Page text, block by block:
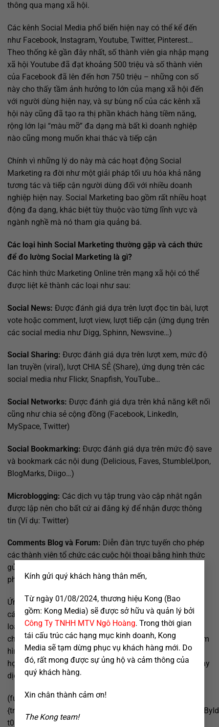
Kính gửi quý khách hàng thân mến,
Từ ngày 01/08/2024, thương hiệu Kong (Bao
gồm: Kong Media) sẽ được sở hữu và quản lý bởi
Công Ty TNHH MTV Ngô Hoàng. Trong thời gian
tái cấu trúc các hạng mục kinh doanh, Kong
Media sẽ tạm dừng phục vụ khách hàng mới. Do
đó, rất mong được sự ủng hộ và cảm thông của
quý khách hàng.
Xin chân thành cảm ơn!
The Kong team!
thông qua mạng xã hội.
Các kênh Social Media phổ biến hiện nay có thể kể đến
như Facebook, Instagram, Youtube, Twitter, Pinterest…
Theo thống kê gần đây nhất, số thành viên gia nhập mạng
xã hội Youtube đã đạt khoảng 500 triệu và số thành viên
của Facebook đã lên đến hơn 750 triệu – những con số
này cho thấy tầm ảnh hưởng to lớn của mạng xã hội đến
với người dùng hiện nay, và sự bùng nổ của các kênh xã
hội này cũng đã tạo ra thị phần khách hàng tiềm năng,
rộng lớn lại “màu mỡ” đa dạng mà bất kì doanh nghiệp
nào cũng mong muốn khai thác và tiếp cận
Chính vì những lý do này mà các hoạt động Social
Marketing ra đời như một giải pháp tối ưu hóa khả năng
tương tác và tiếp cận người dùng đối với nhiều doanh
nghiệp hiện nay. Social Marketing bao gồm rất nhiều hoạt
động đa dạng, khác biệt tùy thuộc vào từng lĩnh vực và
ngành nghề mà nó tham gia quảng bá.
Các loại hình Social Marketing thường gặp và cách thức
để đo lường Social Marketing là gì?
Các hình thức Marketing Online trên mạng xã hội có thể
được liệt kê thành các loại như sau:
Social News: Được đánh giá dựa trên lượt đọc tin bài, lượt
vote hoặc comment, lượt view, lượt tiếp cận (ứng dụng trên
các social media như Digg, Sphinn, Newsvine…)
Social Sharing: Được đánh giá dựa trên lượt xem, mức độ
lan truyền (viral), lượt CHIA SẺ (Share), ứng dụng trên các
social media như Flickr, Snapfish, YouTube…
Social Networks: Được đánh giá dựa trên khả năng kết nối
cũng như chia sẻ cộng đồng (Facebook, LinkedIn,
MySpace, Twitter)
Social Bookmarking: Được đánh giá dựa trên mức độ save
và bookmark các nội dung (Delicious, Faves, StumbleUpon,
BlogMarks, Diigo…)
Microblogging: Các dịch vụ tập trung vào cập nhật ngắn
được lập nên cho bất cứ ai đăng ký để nhận được thông
tin (Ví dụ: Twitter)
Comments Blog và Forum: Diễn đàn trực tuyến cho phép
các thành viên tổ chức các cuộc hội thoại bằng hình thức
gửi tin nhắn. Tuy nhiên loại hình social marketing này ít
phổ biến trong thời gian gần đây
Ứng với mỗi hình thức Social Marketing mà chúng ta có
cách để đo lường khác nhau tùy theo bản chất của từng
loại hình. Vì vậy khi lựa chọn hình thức Social Marketing
cho các kênh Media của mình thì bạn cần cân nhắc kĩ xem
hình thức cũng như công cụ marketing online nào sẽ phù
hợp và hoạt động tốt nhất khi quảng bá các sản phẩm hay
dịch vụ của bạn.
(function()
t0=+new Date();for(var